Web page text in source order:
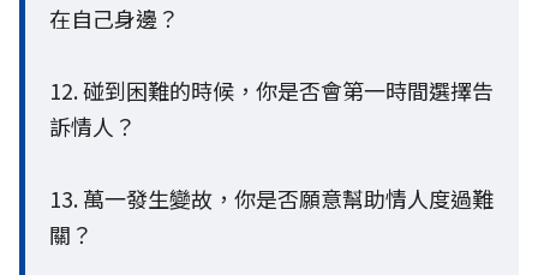
在自己身邊？
12. 碰到困難的時候，你是否會第一時間選擇告
訴情人？
13. 萬一發生變故，你是否願意幫助情人度過難
關？